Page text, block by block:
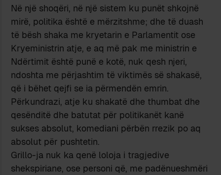
Në një shoqëri, në një sistem ku punët shkojnë
mirë, politika është e mërzitshme; dhe të duash
të bësh shaka me kryetarin e Parlamentit ose
Kryeministrin atje, e aq më pak me ministrin e
Ndërtimit është punë e kotë, nuk qesh njeri,
ndoshta me përjashtim të viktimës së shakasë,
që i bëhet qejfi se ia përmendën emrin.
Përkundrazi, atje ku shakatë dhe thumbat dhe
qesënditë dhe batutat për politikanët kanë
sukses absolut, komediani përbën rrezik po aq
absolut për pushtetin.
Grillo-ja nuk ka qenë loloja i tragjedive
shekspiriane, ose personi që, me padënueshmëri